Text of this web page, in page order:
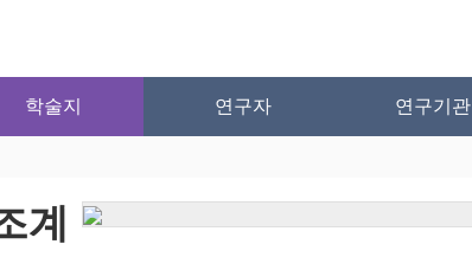
학술지 연구자 연구기관
계